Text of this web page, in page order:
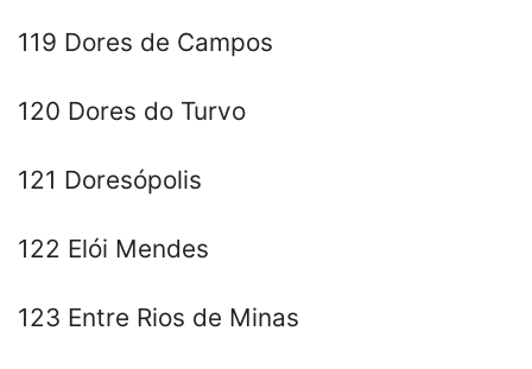
119 Dores de Campos
120 Dores do Turvo
121 Doresópolis
122 Elói Mendes
123 Entre Rios de Minas